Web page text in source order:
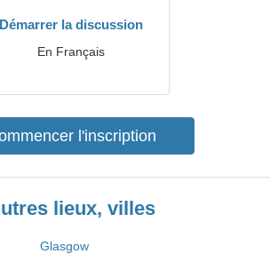
Démarrer la discussion
En Français
l'inscription
lieux, villes
Glasgow